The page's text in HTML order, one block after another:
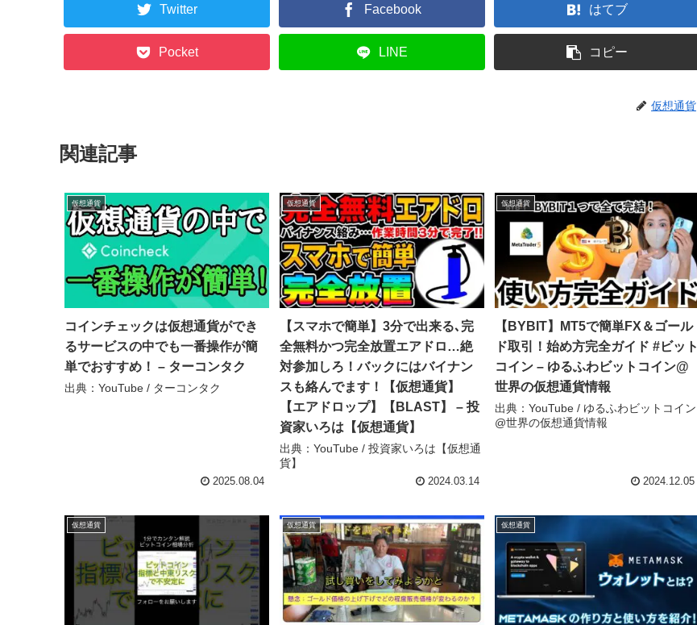
Twitter Facebook はてブ
Pocket LINE コピー
仮想通貨
関連記事
仮想通貨
コインチェックは仮想通貨ができ
るサービスの中でも一番操作が簡
単でおすすめ！ – ターコンタク
出典：YouTube / ターコンタク
2025.08.04
仮想通貨
【スマホで簡単】3分で出来る､完
全無料かつ完全放置エアドロ…絶
対参加しろ！バックにはバイナン
スも絡んでます！【仮想通貨】
【エアドロップ】【BLAST】 – 投
資家いろは【仮想通貨】
出典：YouTube / 投資家いろは【仮想通
貨】
2024.03.14
仮想通貨
【BYBIT】MT5で簡単FX＆ゴール
ド取引！始め方完全ガイド #ビット
コイン – ゆるふわビットコイン@
世界の仮想通貨情報
出典：YouTube / ゆるふわビットコイン
@世界の仮想通貨情報
2024.12.05
仮想通貨 仮想通貨 仮想通貨